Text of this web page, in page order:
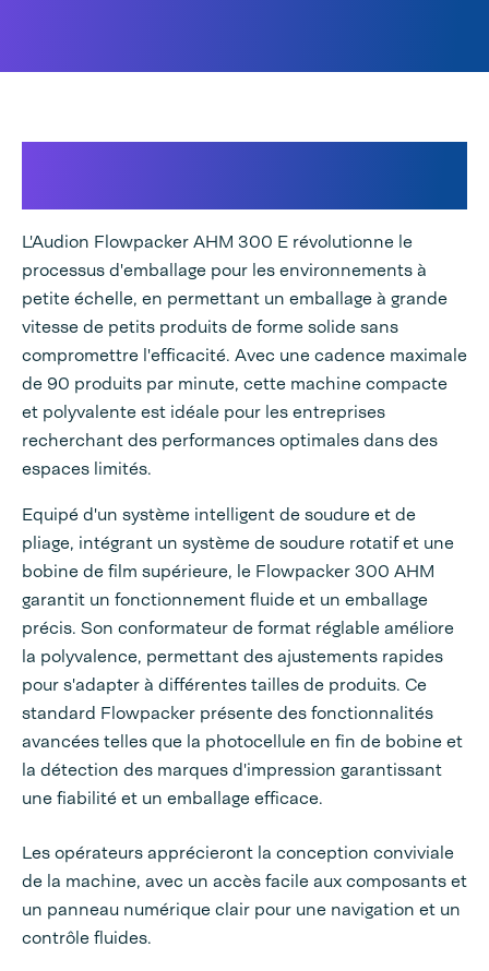
L'Audion Flowpacker AHM 300 E révolutionne le
processus d'emballage pour les environnements à
petite échelle, en permettant un emballage à grande
vitesse de petits produits de forme solide sans
compromettre l'efficacité. Avec une cadence maximale
de 90 produits par minute, cette machine compacte
et polyvalente est idéale pour les entreprises
recherchant des performances optimales dans des
espaces limités.
Equipé d'un système intelligent de soudure et de
pliage, intégrant un système de soudure rotatif et une
bobine de film supérieure, le Flowpacker 300 AHM
garantit un fonctionnement fluide et un emballage
précis. Son conformateur de format réglable améliore
la polyvalence, permettant des ajustements rapides
pour s'adapter à différentes tailles de produits. Ce
standard Flowpacker présente des fonctionnalités
avancées telles que la photocellule en fin de bobine et
la détection des marques d'impression garantissant
une fiabilité et un emballage efficace.
Les opérateurs apprécieront la conception conviviale
de la machine, avec un accès facile aux composants et
un panneau numérique clair pour une navigation et un
contrôle fluides.